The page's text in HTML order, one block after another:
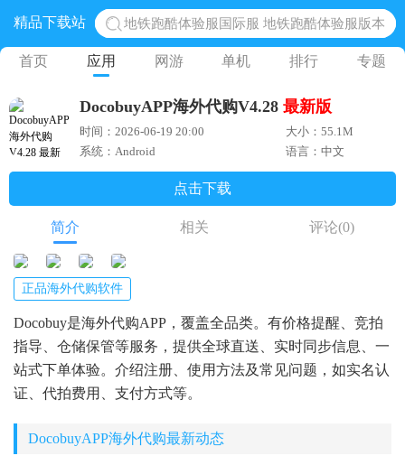
精品下载站
地铁跑酷体验服国际服 地铁跑酷体验服版本
网易光遇手游正版 点亮星空共庆周年
黎明觉醒生机腾讯正版 黎明觉醒生机国际服
蛋仔派对下载 蛋仔派对体验服
奥特曼王者传奇 正版奥特曼游戏
首页 应用 网游 单机 排行 专题
DocobuyAPP海外代购V4.28 最新版
时间：2026-06-19 20:00
大小：55.1M
系统：Android
语言：中文
点击下载
简介 相关 评论(0)
正品海外代购软件
Docobuy是海外代购APP，覆盖全品类。有价格提醒、竞拍
指导、仓储保管等服务，提供全球直送、实时同步信息、一
站式下单体验。介绍注册、使用方法及常见问题，如实名认
证、代拍费用、支付方式等。
DocobuyAPP海外代购最新动态